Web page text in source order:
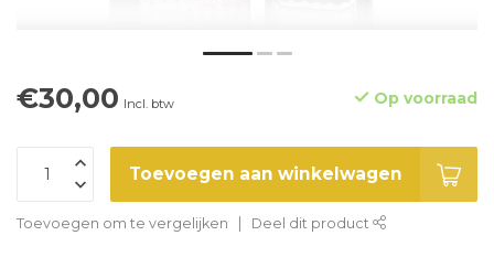
€30,00 Incl. btw Op voorraad
Toevoegen aan winkelwagen
Toevoegen om te vergelijken Deel dit product